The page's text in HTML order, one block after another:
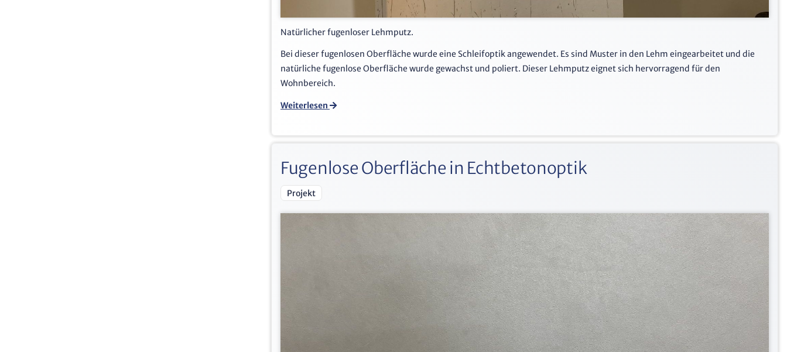
Natürlicher fugenloser Lehmputz.
Bei dieser fugenlosen Oberfläche wurde eine Schleifoptik angewendet. Es sind Muster in den Lehm eingearbeitet und die
natürliche fugenlose Oberfläche wurde gewachst und poliert. Dieser Lehmputz eignet sich hervorragend für den
Wohnbereich.
Weiterlesen
Fugenlose Oberfläche in Echtbetonoptik
Projekt